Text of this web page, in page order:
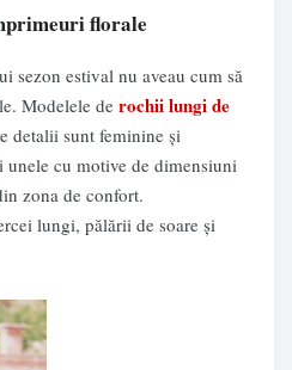
florale
sezon estival nu aveau cum să
Modelele de rochii lungi de
detalii sunt feminine și
cu motive de dimensiuni
zona de confort.
lungi, pălării de soare și